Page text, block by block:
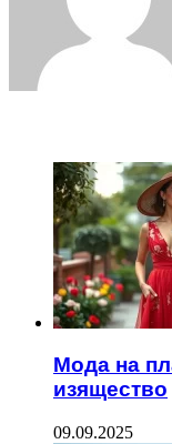
Мода на
изящество
09.09.2025